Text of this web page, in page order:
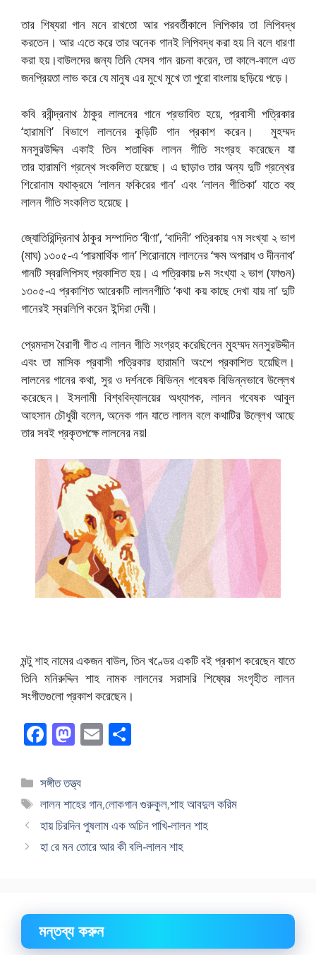
তার শিষ্যরা গান মনে রাখতো আর পরবর্তীকালে লিপিকার তা লিপিবদ্ধ
করতেন। আর এতে করে তার অনেক গানই লিপিবদ্ধ করা হয় নি বলে ধারণা
করা হয়।বাউলদের জন্য তিনি যেসব গান রচনা করেন, তা কালে-কালে এত
জনপ্রিয়তা লাভ করে যে মানুষ এর মুখে মুখে তা পুরো বাংলায় ছড়িয়ে পড়ে।
কবি রবীন্দ্রনাথ ঠাকুর লালনের গানে প্রভাবিত হয়ে, প্রবাসী পত্রিকার
‘হারামণি’ বিভাগে লালনের কুড়িটি গান প্রকাশ করেন। মুহম্মদ
মনসুরউদ্দিন একাই তিন শতাধিক লালন গীতি সংগ্রহ করেছেন যা
তার হারামণি গ্রন্থে সংকলিত হয়েছে। এ ছাড়াও তার অন্য দুটি গ্রন্থের
শিরোনাম যথাক্রমে ‘লালন ফকিরের গান’ এবং ‘লালন গীতিকা’ যাতে বহু
লালন গীতি সংকলিত হয়েছে।
জ্যোতিরিন্দ্রিনাথ ঠাকুর সম্পাদিত ‘বীণা’, ‘বাদিনী’ পত্রিকায় ৭ম সংখ্যা ২ ভাগ
(মাঘ) ১৩০৫-এ ‘পারমার্থিক গান’ শিরোনামে লালনের ‘ক্ষম অপরাধ ও দীননাথ’
গানটি স্বরলিপিসহ প্রকাশিত হয়। এ পত্রিকায় ৮ম সংখ্যা ২ ভাগ (ফাগুন)
১৩০৫-এ প্রকাশিত আরেকটি লালনগীতি ‘কথা কয় কাছে দেখা যায় না’ দুটি
গানেরই স্বরলিপি করেন ইন্দিরা দেবী।
প্রেমদাস বৈরাগী গীত এ লালন গীতি সংগ্রহ করেছিলেন মুহম্মদ মনসুরউদ্দীন
এবং তা মাসিক প্রবাসী পত্রিকার হারামণি অংশে প্রকাশিত হয়েছিল।
লালনের গানের কথা, সুর ও দর্শনকে বিভিন্ন গবেষক বিভিন্নভাবে উল্লেখ
করেছেন। ইসলামী বিশ্ববিদ্যালয়ের অধ্যাপক, লালন গবেষক আবুল
আহসান চৌধুরী বলেন, অনেক গান যাতে লালন বলে কথাটির উল্লেখ আছে
তার সবই প্রকৃতপক্ষে লালনের নয়I
মন্টু শাহ নামের একজন বাউল, তিন খণ্ডের একটি বই প্রকাশ করেছেন যাতে
তিনি মনিরুদ্দিন শাহ নামক লালনের সরাসরি শিষ্যের সংগৃহীত লালন
সংগীতগুলো প্রকাশ করেছেন।
F
c
e
b
o
M
st
o
d
o
E
l e
বিভাগ
সমূহ
সঙ্গীত তত্ত্ব
ট্যাগ
সমূহ
লালন শাহের গান,লোকগান গুরুকুল,শাহ আবদুল করিম
হায় চিরদিন পুষলাম এক অচিন পাখি-লালন শাহ
হা রে মন তোরে আর কী বলি-লালন শাহ
মন্তব্য করুন